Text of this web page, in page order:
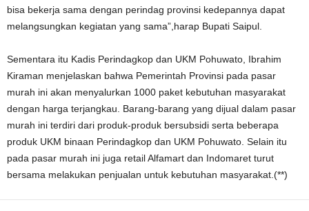
bisa bekerja sama dengan perindag provinsi kedepannya dapat
melangsungkan kegiatan yang sama”,harap Bupati Saipul.
Sementara itu Kadis Perindagkop dan UKM Pohuwato, Ibrahim
Kiraman menjelaskan bahwa Pemerintah Provinsi pada pasar
murah ini akan menyalurkan 1000 paket kebutuhan masyarakat
dengan harga terjangkau. Barang-barang yang dijual dalam pasar
murah ini terdiri dari produk-produk bersubsidi serta beberapa
produk UKM binaan Perindagkop dan UKM Pohuwato. Selain itu
pada pasar murah ini juga retail Alfamart dan Indomaret turut
bersama melakukan penjualan untuk kebutuhan masyarakat.(**)